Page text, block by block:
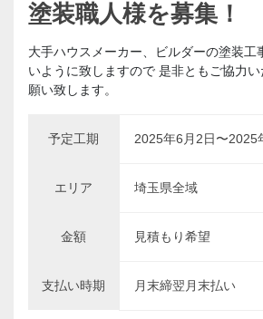
塗装職人様を募集！
大手ハウスメーカー、ビルダーの塗装
いように致しますので 是非ともご協力
願い致します。
予定工期 2025年6月2日〜2025
エリア 埼玉県全域
金額 見積もり希望
支払い時期 月末締翌月末払い